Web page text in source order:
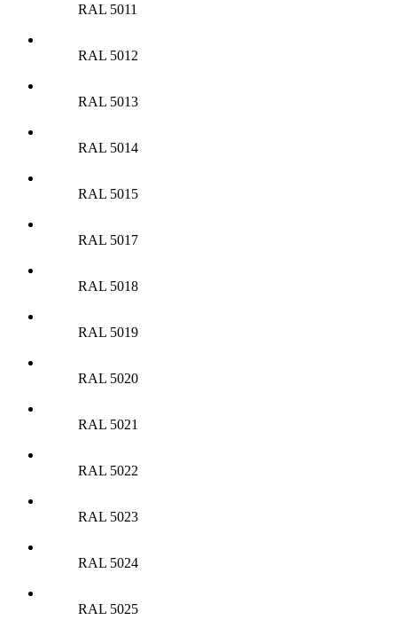
RAL 5011
RAL 5012
RAL 5013
RAL 5014
RAL 5015
RAL 5017
RAL 5018
RAL 5019
RAL 5020
RAL 5021
RAL 5022
RAL 5023
RAL 5024
RAL 5025